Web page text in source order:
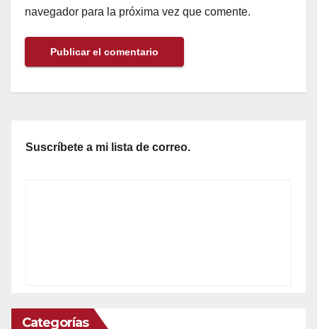
navegador para la próxima vez que comente.
Suscríbete a mi lista de correo.
Categorías